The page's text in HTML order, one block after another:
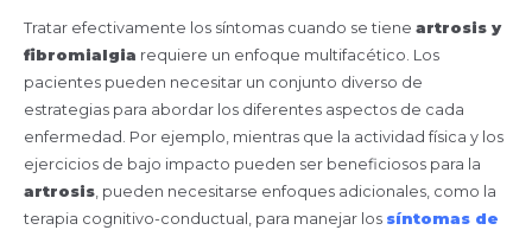
Tratar efectivamente los síntomas cuando se tiene artrosis y
fibromialgia requiere un enfoque multifacético. Los
pacientes pueden necesitar un conjunto diverso de
estrategias para abordar los diferentes aspectos de cada
enfermedad. Por ejemplo, mientras que la actividad física y los
ejercicios de bajo impacto pueden ser beneficiosos para la
artrosis, pueden necesitarse enfoques adicionales, como la
terapia cognitivo-conductual, para manejar los síntomas de